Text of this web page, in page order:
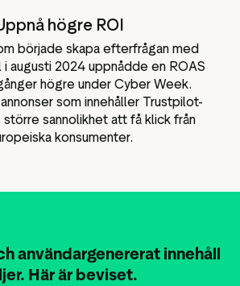
högre ROI
började skapa efterfrågan med
i augusti 2024 uppnådde en ROAS
högre under Cyber Week.
som innehåller Trustpilot-
större sannolikhet att få klick från
konsumenter.
användargenererat innehåll
Här är beviset.